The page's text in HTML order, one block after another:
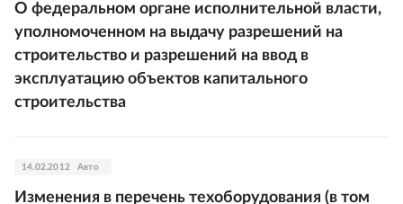
О федеральном органе исполнительной власти,
уполномоченном на выдачу разрешений на
строительство и разрешений на ввод в
эксплуатацию объектов капитального
строительства
14.02.2012 Авто
Изменения в перечень техоборудования (в том